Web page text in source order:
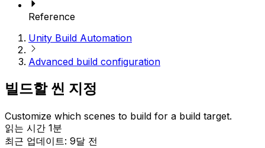
Reference
Unity Build Automation
Advanced build configuration
빌드할 씬 지정
Customize which scenes to build for a build target.
읽는 시간 1분
최근 업데이트: 9달 전